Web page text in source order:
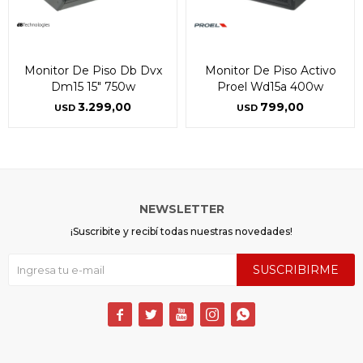
Monitor De Piso Db Dvx
Dm15 15" 750w
USD 3.299,00
Monitor De Piso Activo
Proel Wd15a 400w
USD 799,00
NEWSLETTER
¡Suscribite y recibí todas nuestras novedades!
SUSCRIBIRME
    
Año
Continuar
* sujeto a aprobación crediticia. El monto disponible
puede variar por comercio
Año
Continuar
* sujeto a aprobación crediticia. El monto disponible
puede variar por comercio